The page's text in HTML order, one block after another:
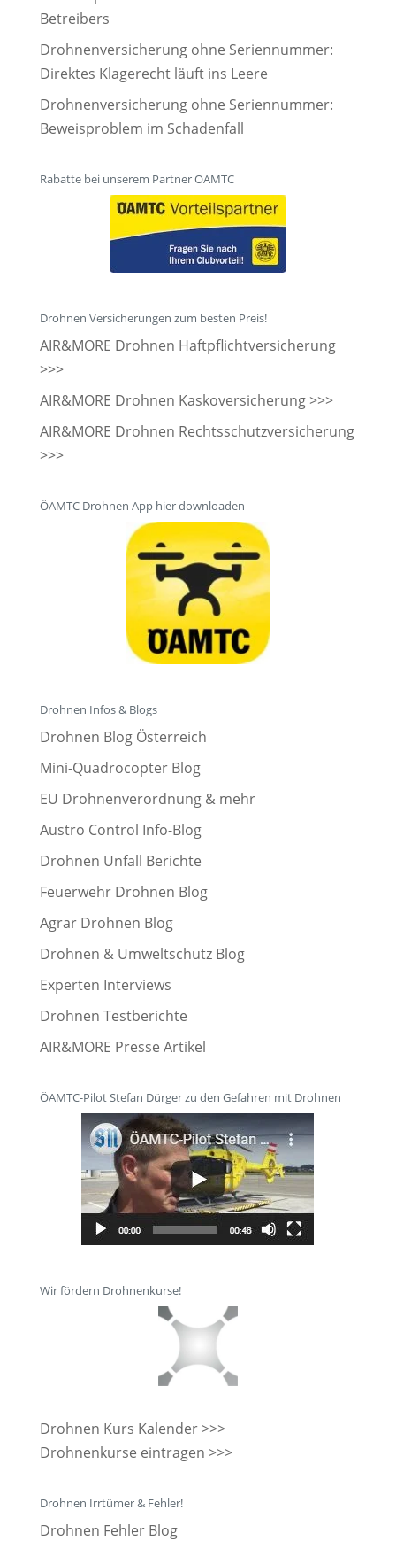
Betreibers
Drohnenversicherung ohne Seriennummer:
Direktes Klagerecht läuft ins Leere
Drohnenversicherung ohne Seriennummer:
Beweisproblem im Schadenfall
Rabatte bei unserem Partner ÖAMTC
Drohnen Versicherungen zum besten Preis!
AIR&MORE Drohnen Haftpflichtversicherung
>>>
AIR&MORE Drohnen Kaskoversicherung >>>
AIR&MORE Drohnen Rechtsschutzversicherung
>>>
ÖAMTC Drohnen App hier downloaden
Drohnen Infos & Blogs
Drohnen Blog Österreich
Mini-Quadrocopter Blog
EU Drohnenverordnung & mehr
Austro Control Info-Blog
Drohnen Unfall Berichte
Feuerwehr Drohnen Blog
Agrar Drohnen Blog
Drohnen & Umweltschutz Blog
Experten Interviews
Drohnen Testberichte
AIR&MORE Presse Artikel
ÖAMTC-Pilot Stefan Dürger zu den Gefahren mit Drohnen
Wir fördern Drohnenkurse!
Drohnen Kurs Kalender >>>
Drohnenkurse eintragen >>>
Drohnen Irrtümer & Fehler!
Drohnen Fehler Blog